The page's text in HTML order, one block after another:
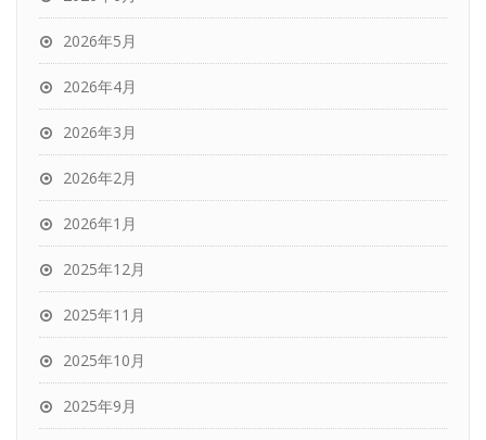
2026年5月
2026年4月
2026年3月
2026年2月
2026年1月
2025年12月
2025年11月
2025年10月
2025年9月